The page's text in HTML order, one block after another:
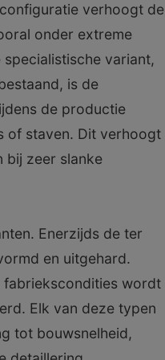
verhoogt de
onder extreme
variant,
is de
de productie
of staven. Dit verhoogt
bij zeer slanke
Enerzijds de ter
en uitgehard.
wordt
Elk van deze typen
tot bouwsnelheid,